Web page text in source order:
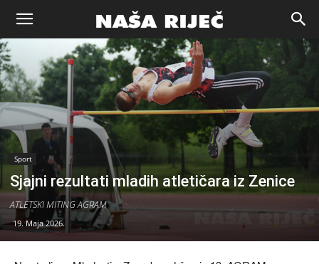
Naša
riječ
Zenica
Sport
Sjajni rezultati mladih atletičara iz Zenice
ATLETSKI MITING AGRAM
19. Maja 2026.